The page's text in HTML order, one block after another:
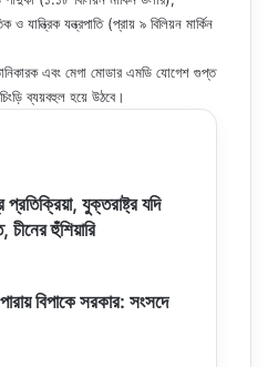
যান্ত্রিক যন্ত্রপাতি (প্রায় ৯ বিলিয়ন মার্কিন
এবং মেগা মোডার এমডি যোগেশ গুপ্ত
ব্যয়বহুল হয়ে উঠবে।
যুক্তরাষ্ট্র যদি
হুঁশিয়ারি
বিপাকে সরকার: সংসদে